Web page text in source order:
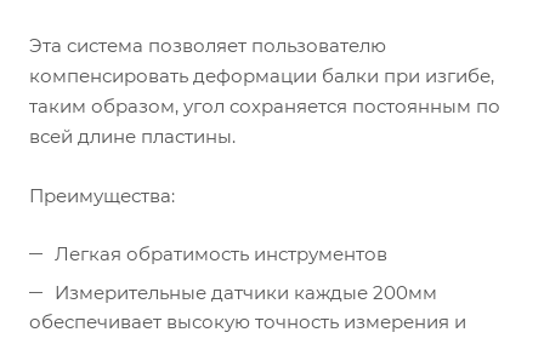
Эта система позволяет пользователю
компенсировать деформации балки при изгибе,
таким образом, угол сохраняется постоянным по
всей длине пластины.
Преимущества:
Легкая обратимость инструментов
Измерительные датчики каждые 200мм
обеспечивает высокую точность измерения и